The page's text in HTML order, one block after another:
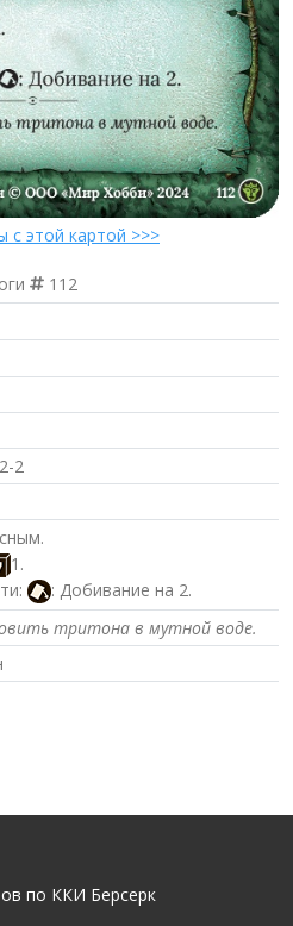
с этой картой >>>
112
2
1.
: Добивание на 2.
тритона в мутной воде.
по ККИ Берсерк